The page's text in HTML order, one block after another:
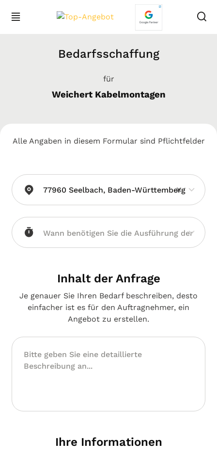
Bedarfsschaffung
für
Weichert Kabelmontagen
Alle Angaben in diesem Formular sind Pflichtfelder
77960 Seelbach, Baden-Württemberg
×
Inhalt der Anfrage
Je genauer Sie Ihren Bedarf beschreiben, desto
einfacher ist es für den Auftragnehmer, ein
Angebot zu erstellen.
Ihre Informationen